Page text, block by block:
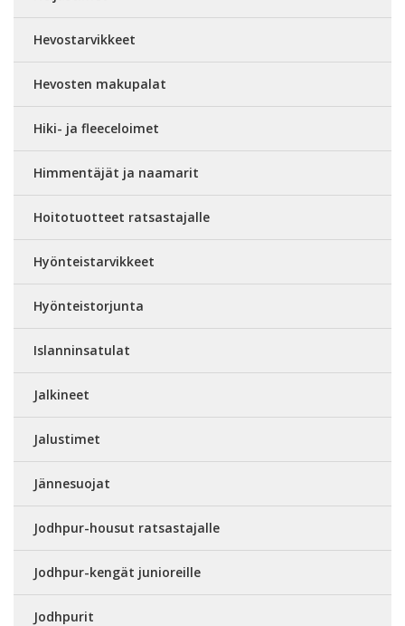
Hevostarvikkeet
Hevosten makupalat
Hiki- ja fleeceloimet
Himmentäjät ja naamarit
Hoitotuotteet ratsastajalle
Hyönteistarvikkeet
Hyönteistorjunta
Islanninsatulat
Jalkineet
Jalustimet
Jännesuojat
Jodhpur-housut ratsastajalle
Jodhpur-kengät junioreille
Jodhpurit